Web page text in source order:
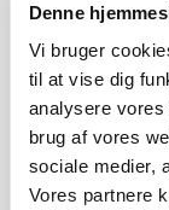
Denne
Vi bruger
til at vise dig
analysere
brug af vores
sociale medier,
Vores partnere
BUSINESS
Lave
forsigtighed